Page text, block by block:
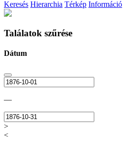
Keresés Hierarchia Térkép Információ
Találatok szűrése
Dátum
—
>
<